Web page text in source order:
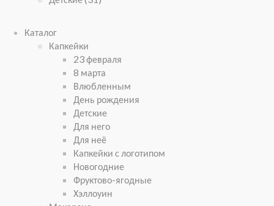
Каталог
Капкейки
23 февраля
8 марта
Влюбленным
День рождения
Детские
Для него
Для неё
Капкейки с логотипом
Новогодние
Фруктово-ягодные
Хэллоуин